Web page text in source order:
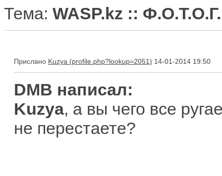
Тема: WASP.kz ::
Прислано Kuzya 14-01-2014 19:50
DMB написал:
Kuzya, а вы чего все
не перестаете?